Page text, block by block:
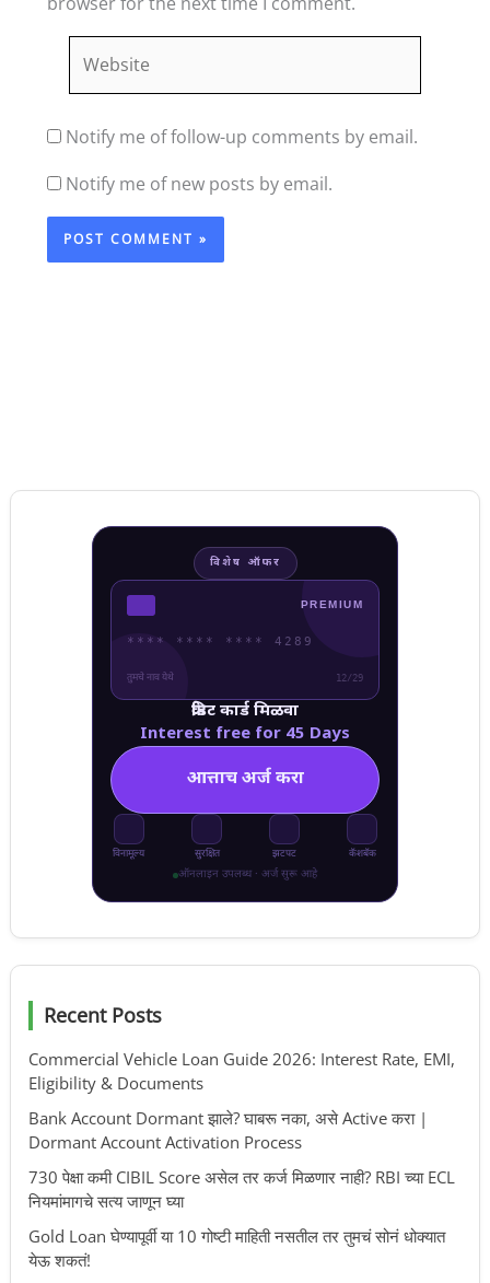
Notify me of follow-up comments by email.
Notify me of new posts by email.
विशेष ऑफर
PREMIUM
**** **** **** 4289
तुमचे नाव येथे 12/29
क्रेडिट कार्ड मिळवा
Interest free for 45 Days
आत्ताच अर्ज करा
विनामूल्य सुरक्षित झटपट कॅशबॅक
ऑनलाइन उपलब्ध · अर्ज सुरू आहे
Recent Posts
Commercial Vehicle Loan Guide 2026: Interest Rate, EMI,
Eligibility & Documents
Bank Account Dormant झाले? घाबरू नका, असे Active करा |
Dormant Account Activation Process
730 पेक्षा कमी CIBIL Score असेल तर कर्ज मिळणार नाही? RBI च्या ECL
नियमांमागचे सत्य जाणून घ्या
Gold Loan घेण्यापूर्वी या 10 गोष्टी माहिती नसतील तर तुमचं सोनं धोक्यात
येऊ शकतं!